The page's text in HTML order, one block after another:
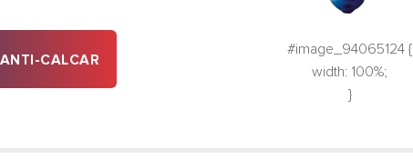
CALCAR
#image_94065124 {
width: 100%;
}